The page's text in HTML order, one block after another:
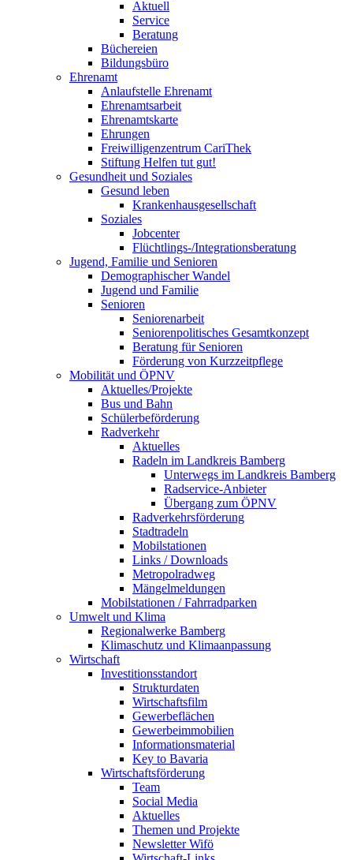
Aktuell
Service
Beratung
Büchereien
Bildungsbüro
Ehrenamt
Anlaufstelle Ehrenamt
Ehrenamtsarbeit
Ehrenamtskarte
Ehrungen
Freiwilligenzentrum CariThek
Stiftung Helfen tut gut!
Gesundheit und Soziales
Gesund leben
Krankenhausgesellschaft
Soziales
Jobcenter
Flüchtlings-/Integrationsberatung
Jugend, Familie und Senioren
Demographischer Wandel
Jugend und Familie
Senioren
Seniorenarbeit
Seniorenpolitisches Gesamtkonzept
Beratung für Senioren
Förderung von Kurzzeitpflege
Mobilität und ÖPNV
Aktuelles/Projekte
Bus und Bahn
Schülerbeförderung
Radverkehr
Aktuelles
Radeln im Landkreis Bamberg
Unterwegs im Landkreis Bamberg
Radservice-Anbieter
Übergang zum ÖPNV
Radverkehrsförderung
Stadtradeln
Mobilstationen
Links / Downloads
Metropolradweg
Mängelmeldungen
Mobilstationen / Fahrradparken
Umwelt und Klima
Regionalwerke Bamberg
Klimaschutz und Klimaanpassung
Wirtschaft
Investitionsstandort
Strukturdaten
Wirtschaftsfilm
Gewerbeflächen
Gewerbeimmobilien
Informationsmaterial
Key to Bavaria
Wirtschaftsförderung
Team
Social Media
Aktuelles
Themen und Projekte
Newsletter Wifö